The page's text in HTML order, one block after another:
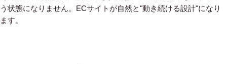
う状態になりません。ECサイトが自然と"動き続ける設計"になり
ます。